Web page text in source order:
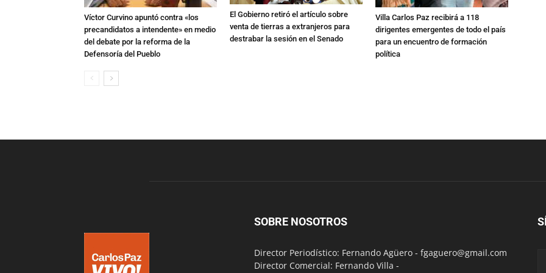
Víctor Curvino apuntó contra «los
precandidatos a intendente» en medio
del debate por la reforma de la
Defensoría del Pueblo
El Gobierno retiró el artículo sobre
venta de tierras a extranjeros para
destrabar la sesión en el Senado
Villa Carlos Paz recibirá a 118
dirigentes emergentes de todo el país
para un encuentro de formación
política
SOBRE NOSOTROS
Director Periodístico: Fernando Agüero - fgaguero@gmail.com
Director Comercial: Fernando Villa -